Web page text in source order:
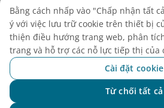
Điện thoại: (+84-24)
38722375
Giấy chứng nhận đăng ký
doanh nghiệp 0100107518,
30/6/2010, đăng ký thay
24/7/2025, cấp bởi Sở Tài chính
Bằng cách nhấp vào "Chấp nhận tất
ý với việc lưu trữ cookie trên thiết bị
thiện điều hướng trang web, phân
trang và hỗ trợ các nỗ lực tiếp thị của
Cài đặt cookie
Từ chối tất cả